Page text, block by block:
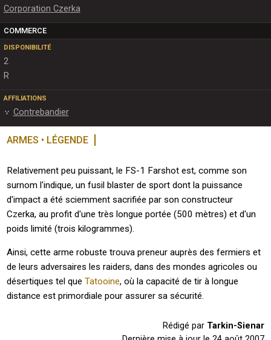
Corporation Czerka
COMMERCE
DISPONIBILITÉ
2
R
AFFILIATIONS
Contrebandier
ARMES • LÉGENDE
Relativement peu puissant, le FS-1 Farshot est, comme son
surnom l'indique, un fusil blaster de sport dont la puissance
d'impact a été sciemment sacrifiée par son constructeur
Czerka, au profit d'une très longue portée (500 mètres) et d'un
poids limité (trois kilogrammes).
Ainsi, cette arme robuste trouva preneur auprès des fermiers et
de leurs adversaires les raiders, dans des mondes agricoles ou
désertiques tel queTatooine, où la capacité de tir à longue
distance est primordiale pour assurer sa sécurité.
Rédigé par Tarkin-Sienar